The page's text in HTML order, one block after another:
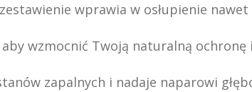
wprawia w osłupienie nawet
aby wzmocnić Twoją naturalną
zapalnych i nadaje naparowi